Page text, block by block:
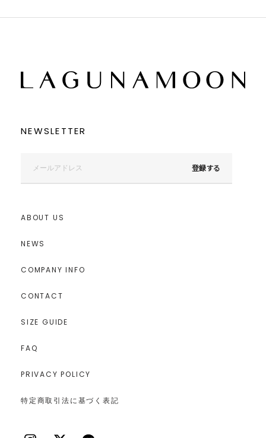
NEWSLETTER
登録する
ABOUT US
NEWS
COMPANY INFO
CONTACT
SIZE GUIDE
FAQ
PRIVACY POLICY
特定商取引法に基づく表記